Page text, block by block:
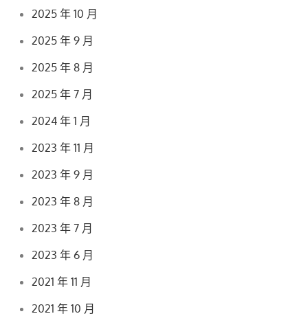
2025 年 10 月
2025 年 9 月
2025 年 8 月
2025 年 7 月
2024 年 1 月
2023 年 11 月
2023 年 9 月
2023 年 8 月
2023 年 7 月
2023 年 6 月
2021 年 11 月
2021 年 10 月